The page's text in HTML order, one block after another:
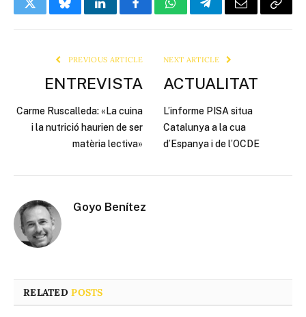
TwitterBlueskyLinkedInFacebookWhatsAppTelegramEmail Copy
PREVIOUS ARTICLE
ENTREVISTA
Carme Ruscalleda: «La cuina
i la nutrició haurien de ser
matèria lectiva»
NEXT ARTICLE
ACTUALITAT
L’informe PISA situa
Catalunya a la cua
d’Espanya i de l’OCDE
Goyo Benítez
RELATEDPOSTS